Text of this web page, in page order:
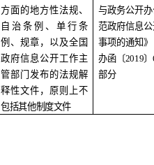
方面的地方性法规、
自治条例、单行条
例、规章，以及全国
政府信息公开工作主
管部门发布的法规解
释性文件，原则上不
包括其他制度文件
与政务公开
范政府信息
事项的通知
办函〔2019〕
部分